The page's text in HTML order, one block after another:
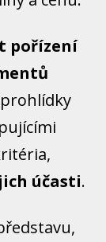
pořízení
účasti.